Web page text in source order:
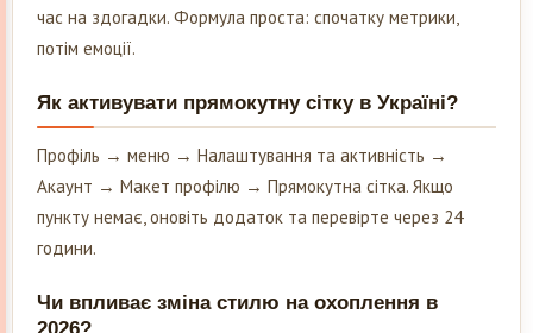
час на здогадки. Формула проста: спочатку метрики,
потім емоції.
Як активувати прямокутну сітку в Україні?
Профіль → меню → Налаштування та активність →
Акаунт → Макет профілю → Прямокутна сітка. Якщо
пункту немає, оновіть додаток та перевірте через 24
години.
Чи впливає зміна стилю на охоплення в